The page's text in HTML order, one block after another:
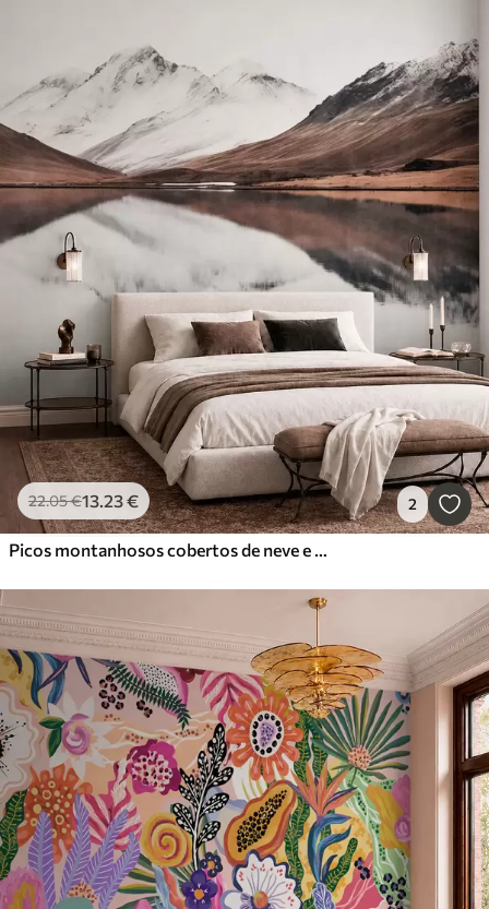
22.05€13 .23€ 2